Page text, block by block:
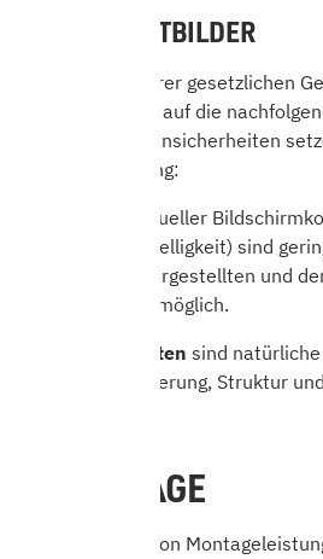
4.2 PRODUKTBILDER
Unbeschadet Ihrer gesetzlichen
möchten wir Sie auf die
hinweisen. Bei Unsicherheiten
uns in Verbindung:
Aufgrund individueller
Auflösung und Helligkeit) sind
zwischen den dargestellten und
möglich.
Holzprodukten sind
hinsichtlich Maserung, Struktur
5. MONTAGE
Die Erbringung von